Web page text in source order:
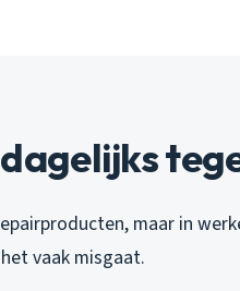
maar in
vaak misgaat.